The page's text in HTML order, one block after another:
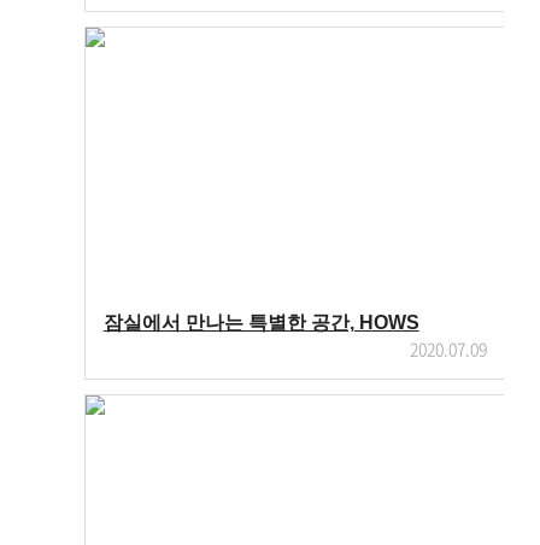
잠실에서 만나는 특별한 공간, HOWS
2020.07.09